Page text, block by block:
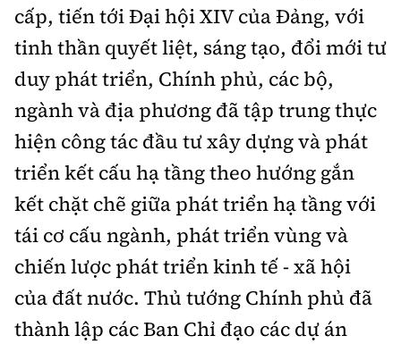
cấp, tiến tới Đại hội XIV của Đảng, với
tinh thần quyết liệt, sáng tạo, đổi mới tư
duy phát triển, Chính phủ, các bộ,
ngành và địa phương đã tập trung thực
hiện công tác đầu tư xây dựng và phát
triển kết cấu hạ tầng theo hướng gắn
kết chặt chẽ giữa phát triển hạ tầng với
tái cơ cấu ngành, phát triển vùng và
chiến lược phát triển kinh tế - xã hội
của đất nước. Thủ tướng Chính phủ đã
thành lập các Ban Chỉ đạo các dự án